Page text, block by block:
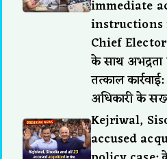
immediate
instructions
Chief
के साथ अभद्रता
तत्काल
अधिकारी के
Kejriwal,
accused